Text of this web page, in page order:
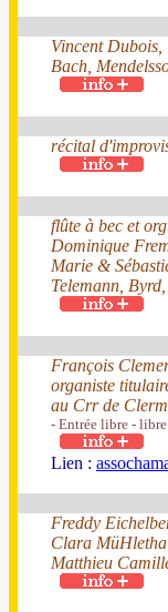
Vincent Dubois,
Bach,
récital
flûte à bec et
Dominique
Marie &
Telemann,
François
organiste
au Crr de
- Entrée libre -
Lien :
Freddy
Clara
Matthieu